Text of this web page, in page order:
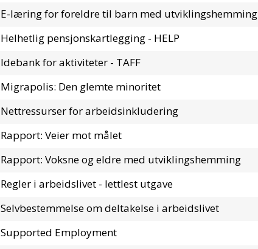
E-læring for foreldre til barn med utviklingshemming
Helhetlig pensjonskartlegging - HELP
Idebank for aktiviteter - TAFF
Migrapolis: Den glemte minoritet
Nettressurser for arbeidsinkludering
Rapport: Veier mot målet
Rapport: Voksne og eldre med utviklingshemming
Regler i arbeidslivet - lettlest utgave
Selvbestemmelse om deltakelse i arbeidslivet
Supported Employment